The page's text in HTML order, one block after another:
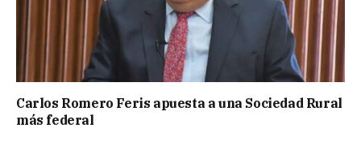
Carlos Romero Feris apuesta a una Sociedad Rural
más federal